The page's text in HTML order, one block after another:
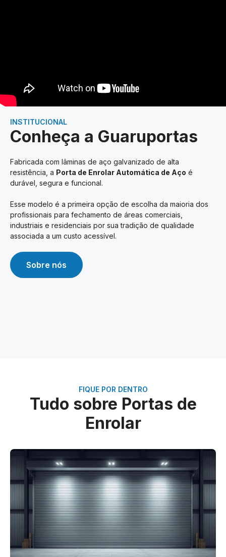
INSTITUCIONAL
Conheça a Guaruportas
Fabricada com lâminas de aço galvanizado de alta
resistência, a Porta de Enrolar Automática de Aço é
durável, segura e funcional.
Esse modelo é a primeira opção de escolha da maioria dos
profissionais para fechamento de áreas comerciais,
industriais e residenciais por sua tradição de qualidade
associada a um custo acessível.
Sobre nós
FIQUE POR DENTRO
Tudo sobre Portas de
Enrolar